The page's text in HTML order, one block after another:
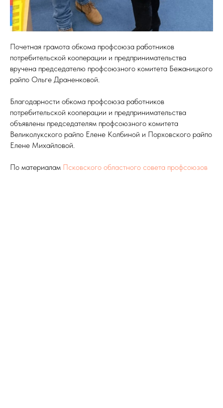
Почетная грамота обкома профсоюза работников
потребительской кооперации и предпринимательства
вручена председателю профсоюзного комитета Бежаницкого
райпо Ольге Драненковой.
Благодарности обкома профсоюза работников
потребительской кооперации и предпринимательства
объявлены председателям профсоюзного комитета
Великолукского райпо Елене Колбиной и Порховского райпо
Елене Михайловой.
По материалам Псковского областного совета профсоюзов